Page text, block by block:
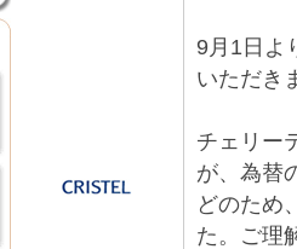
9月1日よ
いただき
チェリー
が、為替
どのため
た。ご理